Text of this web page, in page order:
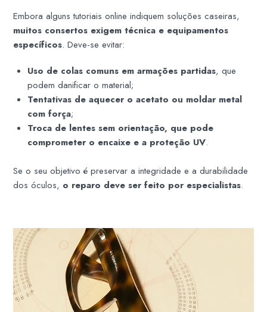
Embora alguns tutoriais online indiquem soluções caseiras,
muitos consertos exigem técnica e equipamentos
específicos. Deve-se evitar:
Uso de colas comuns em armações partidas, que
podem danificar o material;
Tentativas de aquecer o acetato ou moldar metal
com força;
Troca de lentes sem orientação, que pode
comprometer o encaixe e a proteção UV.
Se o seu objetivo é preservar a integridade e a durabilidade
dos óculos, o reparo deve ser feito por especialistas.